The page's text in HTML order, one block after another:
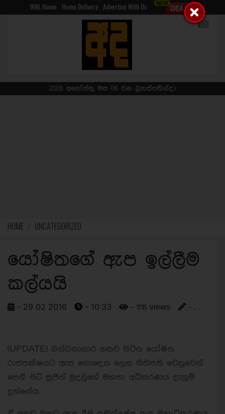
WNL Home Home Delivery Advertise With Us
2026 අගෝස්තු මස 06 වන බ්‍රහස්පතින්දා
HOME UNCATEGORIZED
යෝෂිතගේ ඇප ඉල්ලීම
කල්යයි
- 29 02 2016 - 10:33 - 1715 views - . .
(UPDATE) බන්ධනාගාර ගතව සිටින යෝෂිත
රාජපක්ෂයට ඇප නොදෙන ලෙස නීතිපති වෙනුවෙන්
පෙනී සිටි සුජිත් මුදලිගේ මහතා අධිකරණය දැනුම්
දුන්නේය.